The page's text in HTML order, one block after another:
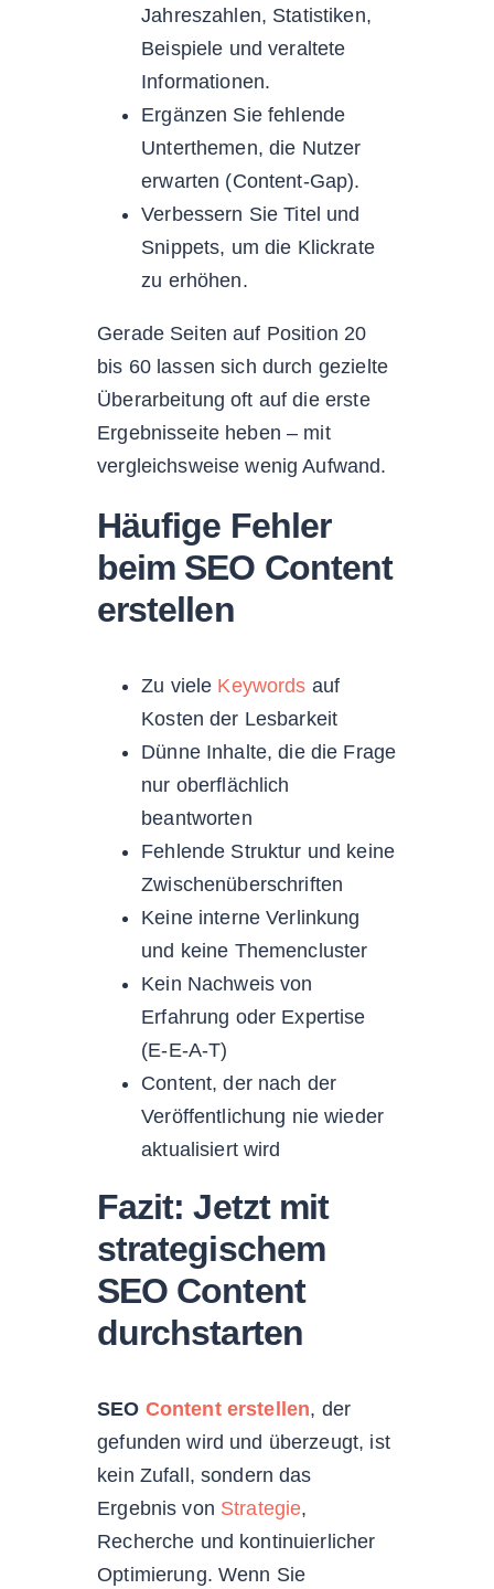
Jahreszahlen, Statistiken,
Beispiele und veraltete
Informationen.
Ergänzen Sie fehlende
Unterthemen, die Nutzer
erwarten (Content-Gap).
Verbessern Sie Titel und
Snippets, um die Klickrate
zu erhöhen.
Gerade Seiten auf Position 20
bis 60 lassen sich durch gezielte
Überarbeitung oft auf die erste
Ergebnisseite heben – mit
vergleichsweise wenig Aufwand.
Häufige Fehler
beim SEO Content
erstellen
Zu viele Keywords auf
Kosten der Lesbarkeit
Dünne Inhalte, die die Frage
nur oberflächlich
beantworten
Fehlende Struktur und keine
Zwischenüberschriften
Keine interne Verlinkung
und keine Themencluster
Kein Nachweis von
Erfahrung oder Expertise
(E-E-A-T)
Content, der nach der
Veröffentlichung nie wieder
aktualisiert wird
Fazit: Jetzt mit
strategischem
SEO Content
durchstarten
SEO Content erstellen, der
gefunden wird und überzeugt, ist
kein Zufall, sondern das
Ergebnis von Strategie,
Recherche und kontinuierlicher
Optimierung. Wenn Sie